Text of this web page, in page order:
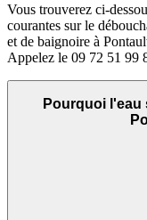
Vous trouverez ci-
courantes sur le
et de baignoire à
Appelez le 09 72 51 99
Pourquoi l'eau